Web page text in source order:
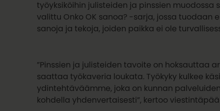
työyksiköihin julisteiden ja pinssien muodossa
valittu Onko OK sanoa? -sarja, jossa tuodaan
sanoja ja tekoja, joiden paikka ei ole
”Pinssien ja julisteiden tavoite on hoksauttaa
saattaa työkaveria loukata. Työkyky kulkee
ydintehtäväämme, joka on kunnan
kohdella yhdenvertaisesti”, kertoo